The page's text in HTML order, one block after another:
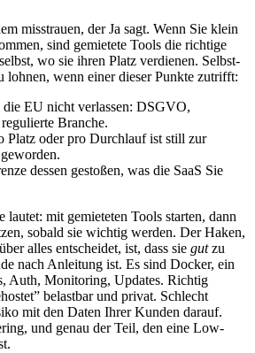
misstrauen, der Ja sagt. Wenn Sie klein
sind gemietete Tools die richtige
wo sie ihren Platz verdienen. Selbst-
lohnen, wenn einer dieser Punkte zutrifft:
EU nicht verlassen: DSGVO,
Branche.
Platz oder pro Durchlauf ist still zur
dessen gestoßen, was die SaaS Sie
mit gemieteten Tools starten, dann
sobald sie wichtig werden. Der Haken,
alles entscheidet, ist, dass sie gutzu
nach Anleitung ist. Es sind Docker, ein
Auth, Monitoring, Updates. Richtig
belastbar und privat. Schlecht
mit den Daten Ihrer Kunden darauf.
und genau der Teil, den eine Low-